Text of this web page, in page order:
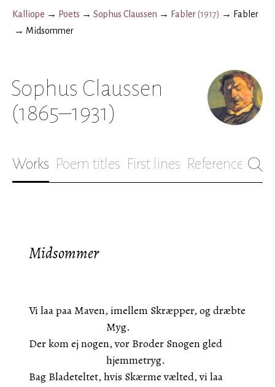
Kalliope → Poets → Sophus Claussen → Fabler(1917) → Fabler
→ Midsommer
Sophus Claussen
(1865–1931)
Works Poem titles First lines References
Midsommer
Vi laa paa Maven, imellem Skræpper, og dræbte
Myg.
Der kom ej nogen, vor Broder Snogen gled
hjemmetryg.
Bag Bladeteltet, hvis Skærme vælted, vi laa